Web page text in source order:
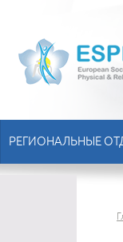
РЕГИОНАЛЬНЫЕ